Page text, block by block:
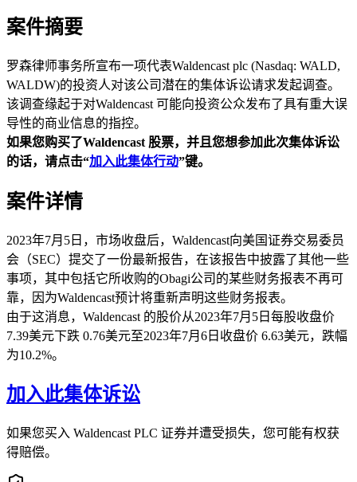
案件摘要
罗森律师事务所宣布一项代表Waldencast plc (Nasdaq: WALD,
WALDW)的投资人对该公司潜在的集体诉讼请求发起调查。
该调查缘起于对Waldencast 可能向投资公众发布了具有重大误
导性的商业信息的指控。
如果您购买了Waldencast 股票，并且您想参加此次集体诉讼
的话，请点击“加入此集体行动”键。
案件详情
2023年7月5日，市场收盘后，Waldencast向美国证券交易委员
会（SEC）提交了一份最新报告，在该报告中披露了其他一些
事项，其中包括它所收购的Obagi公司的某些财务报表不再可
靠，因为Waldencast预计将重新声明这些财务报表。
由于这消息，Waldencast 的股价从2023年7月5日每股收盘价
7.39美元下跌 0.76美元至2023年7月6日收盘价 6.63美元，跌幅
为10.2%。
加入此集体诉讼
如果您买入 Waldencast PLC 证券并遭受损失，您可能有权获
得赔偿。